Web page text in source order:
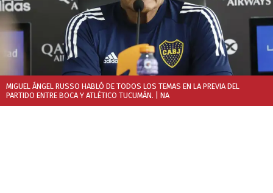
MIGUEL ÁNGEL RUSSO HABLÓ DE TODOS LOS TEMAS EN LA PREVIA DEL
PARTIDO ENTRE BOCA Y ATLÉTICO TUCUMÁN. | NA